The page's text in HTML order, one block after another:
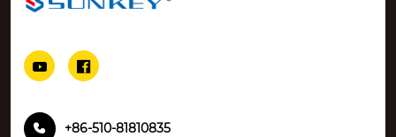
 
 +86-510-81810835